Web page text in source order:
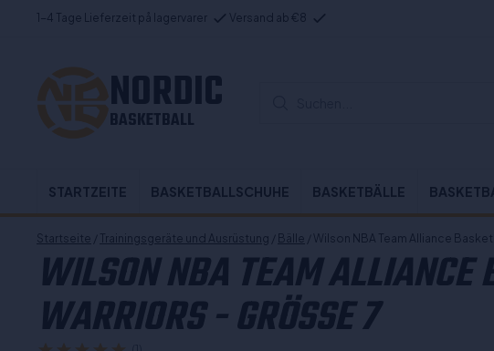
1-4 Tage Lieferzeit på lagervarer Versand ab €8
NORDIC
BASKETBALL
STARTZEITE BASKETBALLSCHUHE BASKETBÄLLE
Startseite / Trainingsgeräte und Ausrüstung / Bälle / Wilson NBA Team Alliance
WILSON NBA TEAM ALLIANCE
WARRIORS - GRÖSSE 7